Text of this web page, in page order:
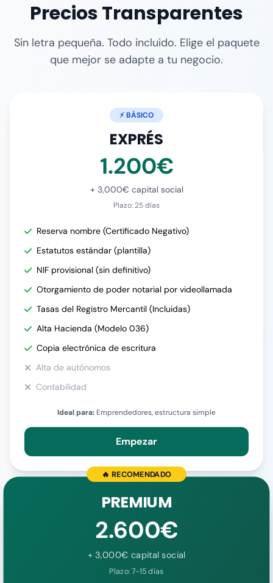
Precios Transparentes
Sin letra pequeña. Todo incluido. Elige el paquete
que mejor se adapte a tu negocio.
⚡ BÁSICO
EXPRÉS
1.200€
+ 3,000€ capital social
Plazo: 25 días
Reserva nombre (Certificado Negativo)
Estatutos estándar (plantilla)
NIF provisional (sin definitivo)
Otorgamiento de poder notarial por videollamada
Tasas del Registro Mercantil (Incluidas)
Alta Hacienda (Modelo 036)
Copia electrónica de escritura
Alta de autónomos
Contabilidad
Ideal para: Emprendedores, estructura simple
Empezar
🔥 RECOMENDADO
PREMIUM
2.600€
+ 3,000€ capital social
Plazo: 7-15 días